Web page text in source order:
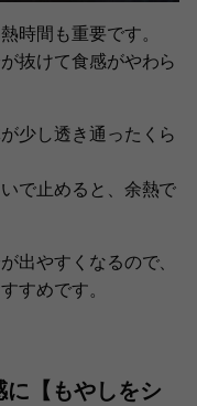
時間も重要です。
抜けて食感がやわら
少し透き通ったくら
で止めると、余熱で
出やすくなるので、
すめです。
【もやしをシ